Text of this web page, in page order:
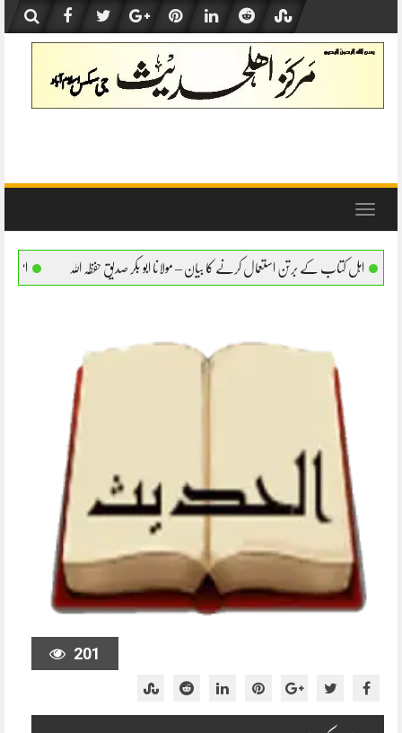
content
Toggle
کرنے کا بیان – مولانا ابو بکر صدیق حفظہ اللہ اہل کتاب کے برتن استعمال کرنے کا
201